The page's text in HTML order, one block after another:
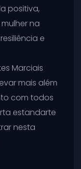
positiva,
na
e
Marciais
mais além
com todos
estandarte
nesta